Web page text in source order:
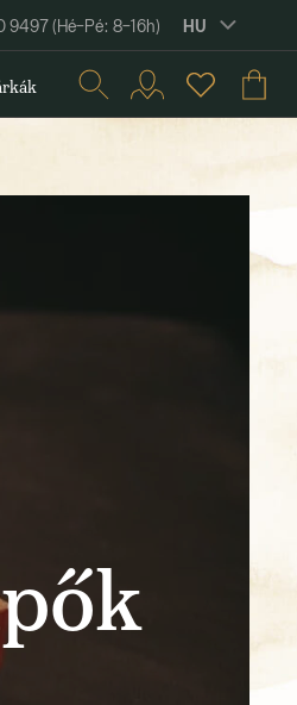
9497 (Hé–Pé: 8–16h) HU